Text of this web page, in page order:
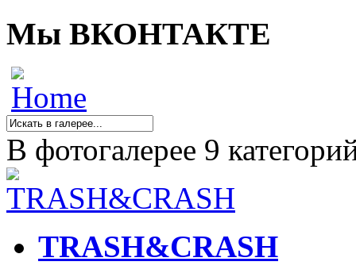
Мы ВКОНТАКТЕ
В фотогалерее 9
TRASH&CRASH